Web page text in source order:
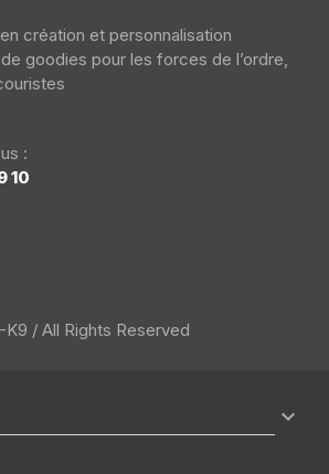
création et personnalisation
goodies pour les forces de l’ordre,
:
10
/ All Rights Reserved
